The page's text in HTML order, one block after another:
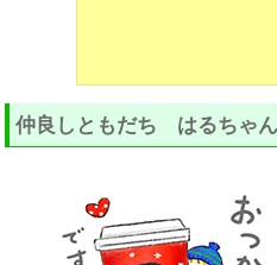
仲良しともだち はるちゃ